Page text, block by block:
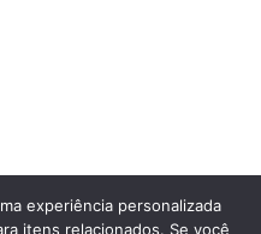
experiência personalizada
itens relacionados. Se você